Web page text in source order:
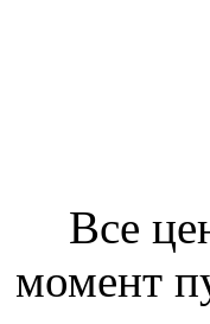
Все
момент